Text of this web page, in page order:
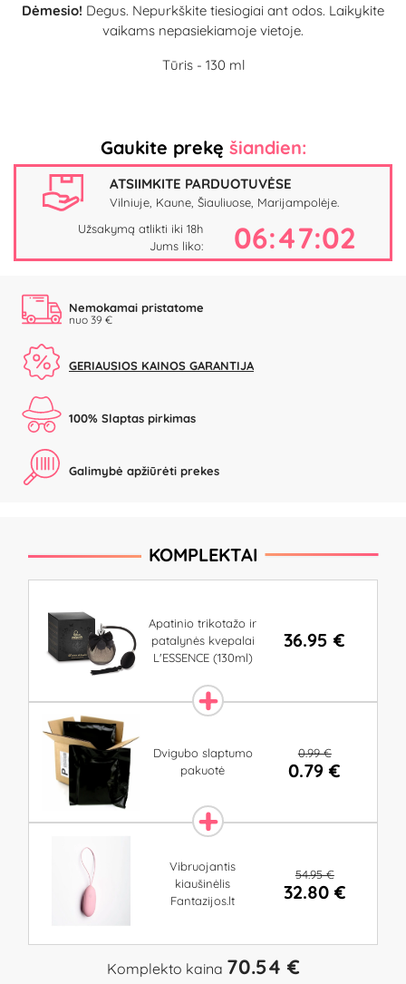
Dėmesio! Degus. Nepurkškite tiesiogiai ant odos. Laikykite
vaikams nepasiekiamoje vietoje.
Tūris - 130 ml
Gaukite prekę šiandien:
ATSIIMKITE PARDUOTUVĖSE
Vilniuje, Kaune, Šiauliuose, Marijampolėje.
Užsakymą atlikti iki 18h
Jums liko:
06:47:01
Nemokamai pristatome
nuo 39 €
GERIAUSIOS KAINOS GARANTIJA
100% Slaptas pirkimas
Galimybė apžiūrėti prekes
KOMPLEKTAI
Apatinio trikotažo ir
patalynės kvepalai
L'ESSENCE (130ml)
36.95 €
Dvigubo slaptumo
pakuotė
0.99 €
0.79 €
Vibruojantis
kiaušinėlis
Fantazijos.lt
54.95 €
32.80 €
Komplekto kaina 70.54 €